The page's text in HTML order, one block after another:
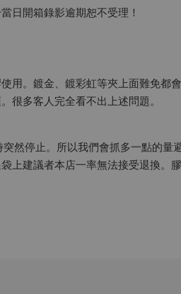
日開箱錄影逾期恕不受理！
用。鍍金、鍍彩虹等夾上面難免都
很多客人完全看不出上述問題。
然停止。所以我們會抓多一點的
上建議者本店一率無法接受退換。